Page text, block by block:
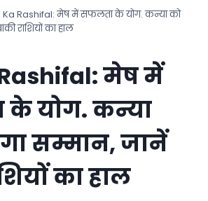
Ka Rashifal: मेष में सफलता के योग. कन्या को
राशियों का हाल
मेष में
योग. कन्या
सम्मान, जानें
का हाल